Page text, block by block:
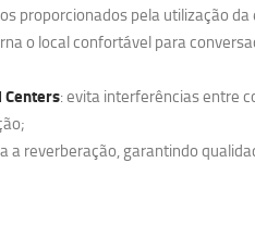
proporcionados pela utilização
o local confortável para
Centers: evita interferências entre
a reverberação, garantindo